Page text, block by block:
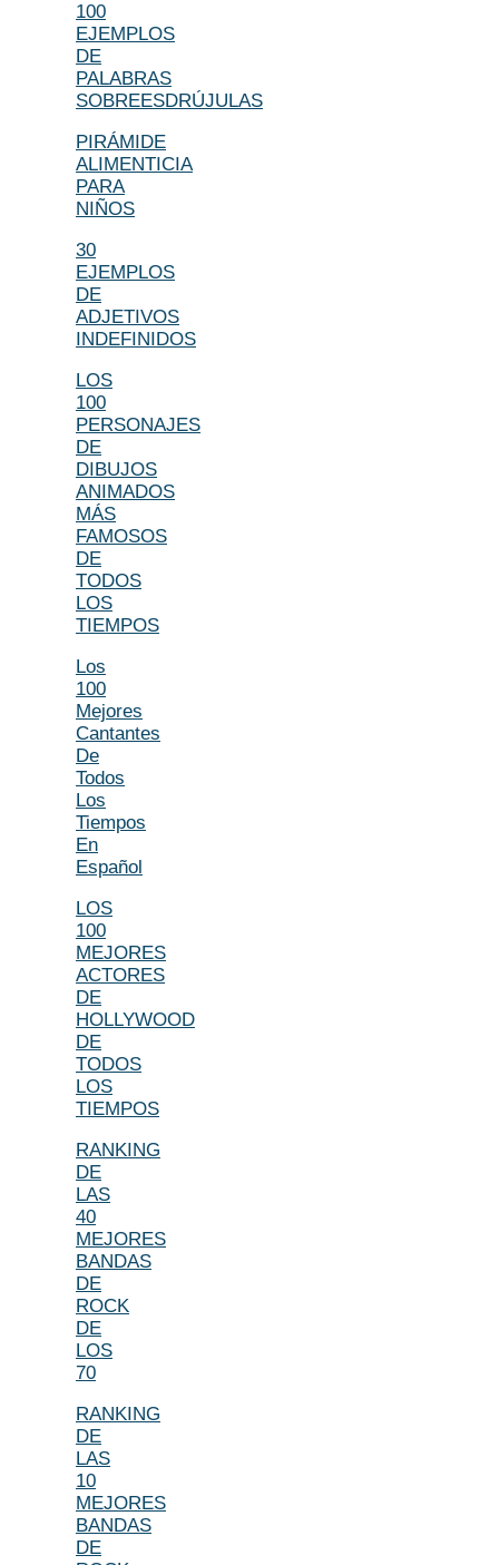
100
EJEMPLOS
DE
PALABRAS
SOBREESDRÚJULAS
PIRÁMIDE
ALIMENTICIA
PARA
NIÑOS
30
EJEMPLOS
DE
ADJETIVOS
INDEFINIDOS
LOS
100
PERSONAJES
DE
DIBUJOS
ANIMADOS
MÁS
FAMOSOS
DE
TODOS
LOS
TIEMPOS
Los
100
Mejores
Cantantes
De
Todos
Los
Tiempos
En
Español
LOS
100
MEJORES
ACTORES
DE
HOLLYWOOD
DE
TODOS
LOS
TIEMPOS
RANKING
DE
LAS
40
MEJORES
BANDAS
DE
ROCK
DE
LOS
70
RANKING
DE
LAS
10
MEJORES
BANDAS
DE